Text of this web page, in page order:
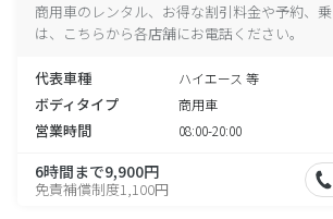
商用車のレンタル、お得な割引料金や予約、
は、こちらから各店舗にお電話ください。
代表車種 ハイエース 等
ボディタイプ 商用車
営業時間 08:00-20:00
6時間まで9,900円
免責補償制度1,100円